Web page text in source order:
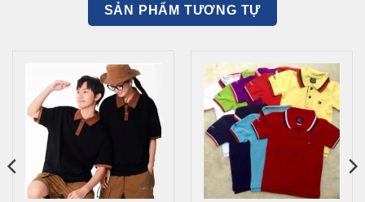
SẢN PHẨM TƯƠNG TỰ